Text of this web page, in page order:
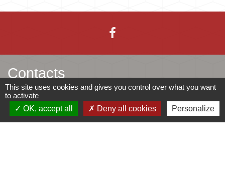
Contacts
Mairie d'Ingersheim
42 rue de la République
68040 Ingersheim - FRANCE
This site uses cookies and gives you control over what you want
to activate
OK, accept all
Deny all cookies Personalize